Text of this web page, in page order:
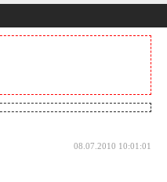
08.07.2010 10:01:01